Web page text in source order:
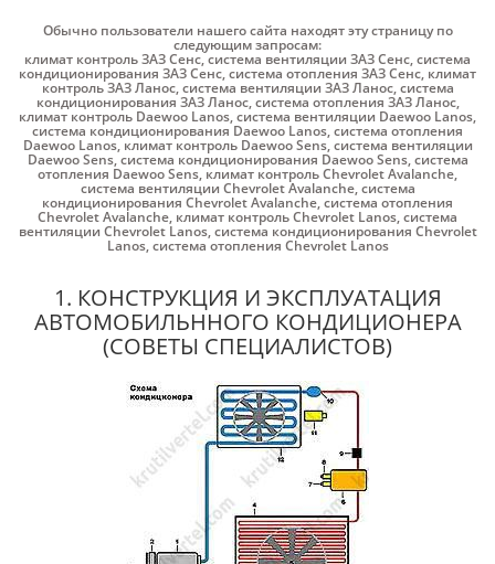
Обычно пользователи нашего сайта находят эту страницу по
следующим запросам:
климат контроль ЗАЗ Cенс,система вентиляции ЗАЗ Cенс,система
кондиционирования ЗАЗ Cенс,система отопления ЗАЗ Cенс, климат
контроль ЗАЗ Ланос,система вентиляции ЗАЗ Ланос,система
кондиционирования ЗАЗ Ланос,система отопления ЗАЗ Ланос,
климат контроль Daewoo Lanos,система вентиляции Daewoo Lanos,
система кондиционирования Daewoo Lanos,система отопления
Daewoo Lanos, климат контроль Daewoo Sens,система вентиляции
Daewoo Sens,система кондиционирования Daewoo Sens,система
отопления Daewoo Sens, климат контроль Chevrolet Avalanche,
система вентиляции Chevrolet Avalanche,система
кондиционирования Chevrolet Avalanche,система отопления
Chevrolet Avalanche, климат контроль Chevrolet Lanos,система
вентиляции Chevrolet Lanos,система кондиционирования Chevrolet
Lanos,система отопления Chevrolet Lanos
1. КОНСТРУКЦИЯ И ЭКСПЛУАТАЦИЯ
АВТОМОБИЛЬННОГО КОНДИЦИОНЕРА
(СОВЕТЫ СПЕЦИАЛИСТОВ)